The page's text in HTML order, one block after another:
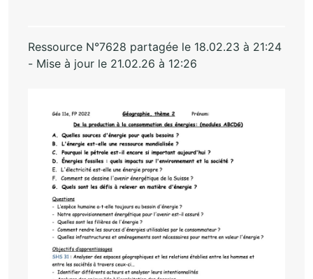
Ressource N°7628 partagée le 18.02.23 à 21:24
- Mise à jour le 21.02.26 à 12:26